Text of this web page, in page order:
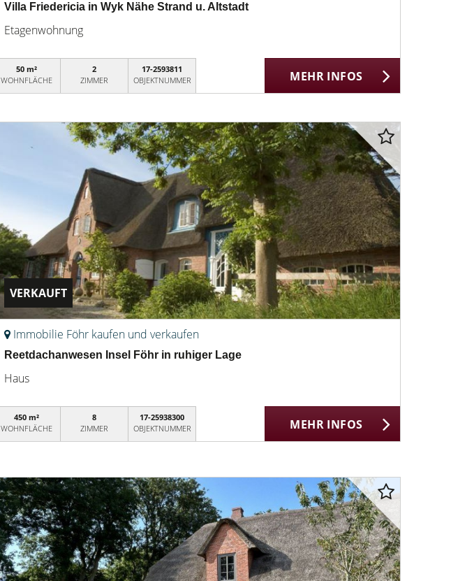
Villa Friedericia in Wyk Nähe Strand u. Altstadt
Etagenwohnung
50 m²
WOHNFLÄCHE
2
ZIMMER
17-2593811
OBJEKTNUMMER
MEHR INFOS
VERKAUFT
Immobilie Föhr kaufen und verkaufen
Reetdachanwesen Insel Föhr in ruhiger Lage
Haus
450 m²
WOHNFLÄCHE
8
ZIMMER
17-25938300
OBJEKTNUMMER
MEHR INFOS